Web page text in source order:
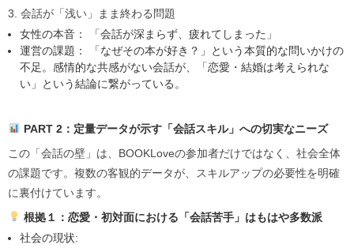
3. 会話が「浅い」まま終わる問題
女性の本音： 「会話が深まらず、疲れてしまった」
運営の課題： 「なぜその本が好き？」という本質的な問いかけの
不足。感情的な共感がない会話が、「恋愛・結婚は考えられな
い」という結論に繋がっている。
PART 2：定量データが示す「会話スキル」への切実なニーズ
この「会話の壁」は、BOOKLoveの参加者だけではなく、社会全体
の課題です。複数の客観的データが、スキルアップの必要性を明確
に裏付けています。
根拠１：恋愛・初対面における「会話苦手」はもはや多数派
社会の現状: